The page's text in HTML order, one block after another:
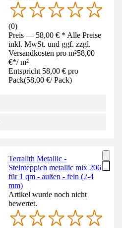
(0)
Preis — 58,00 € * Alle Preise
inkl. MwSt. und ggf. zzgl.
Versandkosten pro m²58,00
€*/ m²
Entspricht 58,00 € pro
Pack(58,00 €/ Pack)
Terralith Metallic -
Steinteppich metallic mix 206
für 1 qm - außen - fein (2-4
mm)
Artikel wurde noch nicht
bewertet.